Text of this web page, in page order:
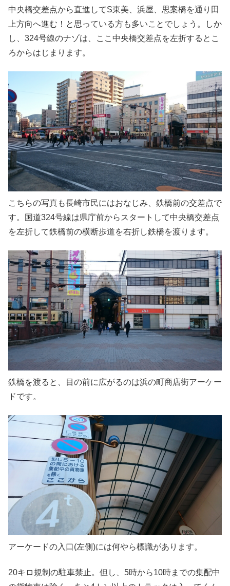
中央橋交差点から直進してS東美、浜屋、思案橋を通り田
上方向へ進む！と思っている方も多いことでしょう。しか
し、324号線のナゾは、ここ中央橋交差点を左折するとこ
ろからはじまります。
こちらの写真も長崎市民にはおなじみ、鉄橋前の交差点で
す。国道324号線は県庁前からスタートして中央橋交差点
を左折して鉄橋前の横断歩道を右折し鉄橋を渡ります。
鉄橋を渡ると、目の前に広がるのは浜の町商店街アーケー
ドです。
アーケードの入口(左側)には何やら標識があります。
20キロ規制の駐車禁止。但し、5時から10時までの集配中